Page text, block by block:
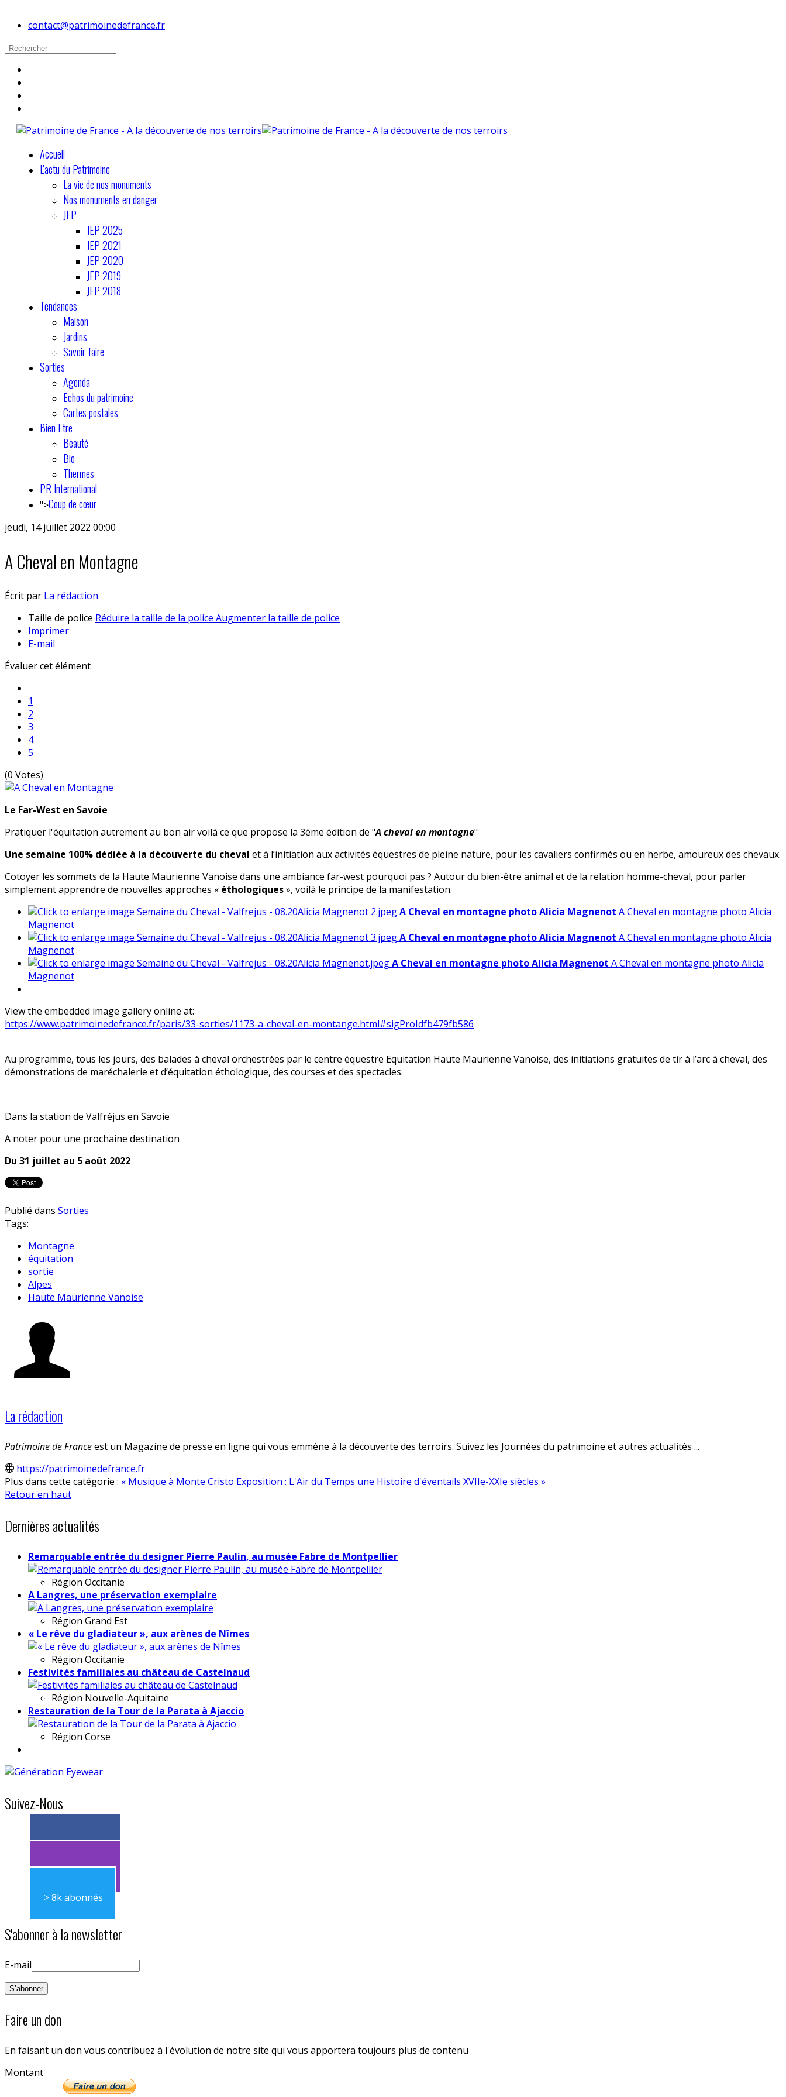
contact@patrimoinedefrance.fr
Accueil
L'actu du Patrimoine
La vie de nos monuments
Nos monuments en danger
JEP
JEP 2025
JEP 2021
JEP 2020
JEP 2019
JEP 2018
Tendances
Maison
Jardins
Savoir faire
Sorties
Agenda
Echos du patrimoine
Cartes postales
Bien Etre
Beauté
Bio
Thermes
PR International
">Coup de cœur
jeudi, 14 juillet 2022 00:00
A Cheval en Montagne
Écrit par La rédaction
Taille de police Réduire la taille de la police Augmenter la taille de police
Imprimer
E-mail
Évaluer cet élément
1
2
3
4
5
(0 Votes)
Le Far-West en Savoie
Pratiquer l'équitation autrement au bon air voilà ce que propose la 3ème édition de "A chevalen montagne"
Une semaine 100% dédiée à la découverte du cheval et à l’initiation aux activités équestres de pleine nature, pour les cavaliers confirmés ou en herbe, amoureux des chevaux.
Cotoyer les sommets de la Haute Maurienne Vanoise dans une ambiance far-west pourquoi pas ? Autour du bien-être animal et de la relation homme-cheval, pour parler
simplement apprendre de nouvelles approches « éthologiques», voilà le principe de la manifestation.
A Cheval en montagne photo Alicia Magnenot A Cheval en montagne photo Alicia
Magnenot
A Cheval en montagne photo Alicia Magnenot A Cheval en montagne photo Alicia
Magnenot
A Cheval en montagne photo Alicia Magnenot A Cheval en montagne photo Alicia
Magnenot
View the embedded image gallery online at:
https://www.patrimoinedefrance.fr/paris/33-sorties/1173-a-cheval-en-montange.html#sigProIdfb479fb586
Au programme, tous les jours, des balades à cheval orchestrées par le centre équestre Equitation Haute Maurienne Vanoise, des initiations gratuites de tir à l’arc à cheval, des
démonstrations de maréchalerie et d’équitation éthologique, des courses et des spectacles.
Dans la station de Valfréjus en Savoie
A noter pour une prochaine destination
Du 31 juillet au 5 août 2022
Publié dans Sorties
Tags:
Montagne
équitation
sortie
Alpes
Haute Maurienne Vanoise
La rédaction
Patrimoine de Franceest un Magazine de presse en ligne qui vous emmène à la découverte des terroirs. Suivez les Journées du patrimoine et autres actualités ...
https://patrimoinedefrance.fr
Plus dans cette catégorie : « Musique à Monte Cristo Exposition : L'Air du Temps une Histoire d'éventails XVIIe-XXIe siècles »
Retour en haut
Dernières actualités
Remarquable entrée du designer Pierre Paulin, au musée Fabre de Montpellier
Région Occitanie
A Langres, une préservation exemplaire
Région Grand Est
« Le rêve du gladiateur », aux arènes de Nîmes
Région Occitanie
Festivités familiales au château de Castelnaud
Région Nouvelle-Aquitaine
Restauration de la Tour de la Parata à Ajaccio
Région Corse
Suivez-Nous
> 11k abonnés
> 11k abonnés
> 8k abonnés
S'abonner à la newsletter
E-mail
Faire un don
En faisant un don vous contribuez à l'évolution de notre site qui vous apportera toujours plus de contenu
Montant